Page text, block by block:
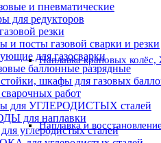
Наплавка крановых колёс,
Наплавка и
и пневматические
для редукторов
резки
и посты газовой сварки и резки
для газосварки
баллонные разрядные
шкафы для газовых
работ
для УГЛЕРОДИСТЫХ сталей
для наплавки
углеродистых сталей